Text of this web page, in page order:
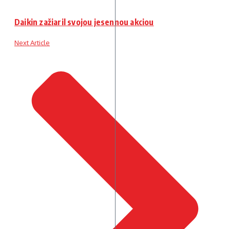
Daikin zažiaril svojou jesennou akciou
Next Article